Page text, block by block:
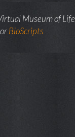
Museum of Life
BioScripts